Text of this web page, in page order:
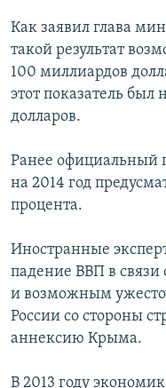
Как заявил глава
такой результат
100 миллиардов
этот показатель был
долларов.
Ранее официальный
на 2014 год
процента.
Иностранные
падение ВВП в связи
и возможным
России со стороны
аннексию Крыма.
В 2013 году